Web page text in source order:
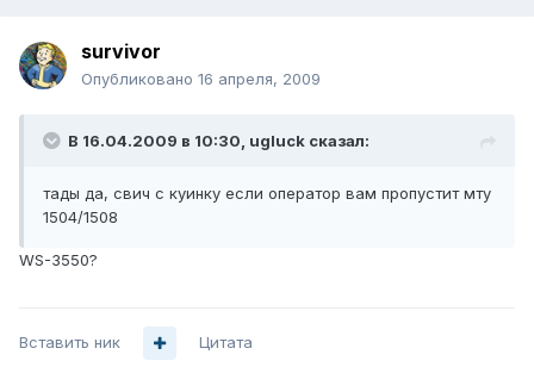
survivor
Опубликовано 16 апреля, 2009
В 16.04.2009 в 10:30, ugluck сказал:
тады да, свич с куинку если оператор вам пропустит мту
1504/1508
WS-3550?
Вставить ник Цитата